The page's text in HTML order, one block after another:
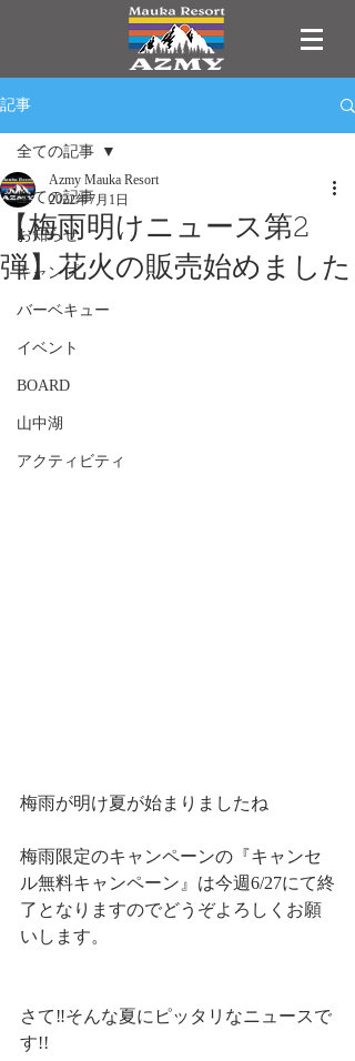
記事
全ての記事
お知らせ
キャンプ
バーベキュー
イベント
BOARD
山中湖
アクティビティ
全ての記事
【梅雨明けニュース第2
弾】花火の販売始めました
Azmy Mauka Resort
2022年7月1日
梅雨が明け夏が始まりましたね
梅雨限定のキャンペーンの『キャンセ
ル無料キャンペーン』は今週6/27にて終
了となりますのでどうぞよろしくお願
いします。
さて‼︎そんな夏にピッタリなニュースで
す!!